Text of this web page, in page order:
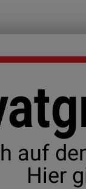
auf
Hier